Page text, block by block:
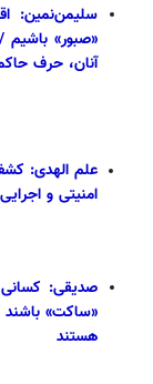
سلیمن‌نمین:
«صبور» باشیم
آنان، حرف
علم الهدی:
امنیتی و
صدیقی: کسانی
«ساکت» باشند
هستند